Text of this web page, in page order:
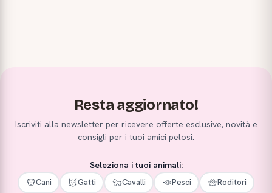
Resta aggiornato!
Iscriviti alla newsletter per ricevere offerte esclusive, novità e
consigli per i tuoi amici pelosi.
Seleziona i tuoi animali:
Cani Gatti Cavalli Pesci Roditori